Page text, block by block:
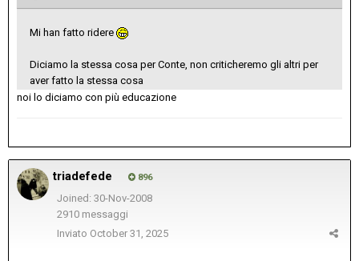
Mi han fatto ridere
Diciamo la stessa cosa per Conte, non criticheremo gli altri per
aver fatto la stessa cosa
noi lo diciamo con più educazione
triadefede 896
Joined: 30-Nov-2008
2910 messaggi
Inviato October 31, 2025